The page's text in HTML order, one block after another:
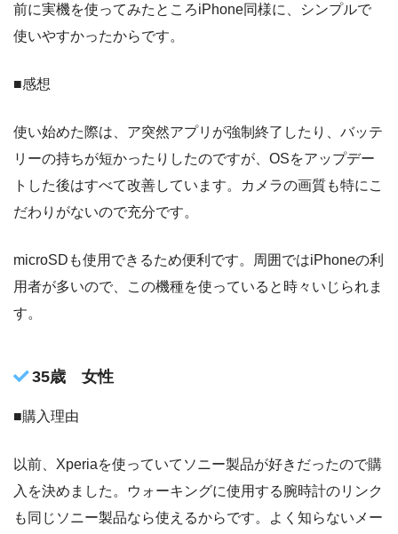
前に実機を使ってみたところiPhone同様に、シンプルで
使いやすかったからです。
■感想
使い始めた際は、ア突然アプリが強制終了したり、バッテ
リーの持ちが短かったりしたのですが、OSをアップデー
トした後はすべて改善しています。カメラの画質も特にこ
だわりがないので充分です。
microSDも使用できるため便利です。周囲ではiPhoneの利
用者が多いので、この機種を使っていると時々いじられま
す。
35歳 女性
■購入理由
以前、Xperiaを使っていてソニー製品が好きだったので購
入を決めました。ウォーキングに使用する腕時計のリンク
も同じソニー製品なら使えるからです。よく知らないメー